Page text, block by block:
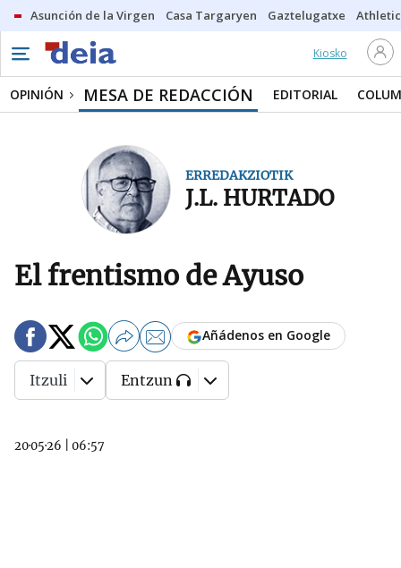
Asunción de la Virgen Casa Targaryen Gaztelugatxe Athletic
Kiosko
OPINIÓN MESA DE REDACCIÓN EDITORIAL
ERREDAKZIOTIK
J.L. HURTADO
El frentismo de Ayuso
20·05·26 06:57
Añádenos en Google
Itzuli Entzun